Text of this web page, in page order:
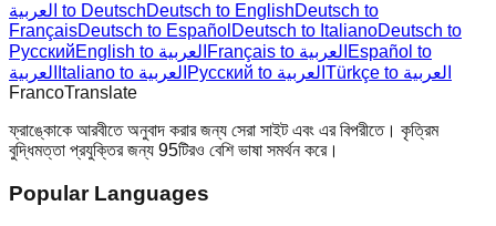
العربية to DeutschDeutsch to EnglishDeutsch to
FrançaisDeutsch to Español Deutsch to ItalianoDeutsch to
Русский
English to العربية Français to العربية Español to
العربية
Italiano to العربية Русский to العربية
Türkçe to العربية
FrancoTranslate
ফ্রাঙ্কোকে আরবীতে অনুবাদ করার জন্য সেরা সাইট এবং এর বিপরীতে। কৃত্রিম
বুদ্ধিমত্তা প্রযুক্তির জন্য 95টিরও বেশি ভাষা সমর্থন করে।
Popular Languages